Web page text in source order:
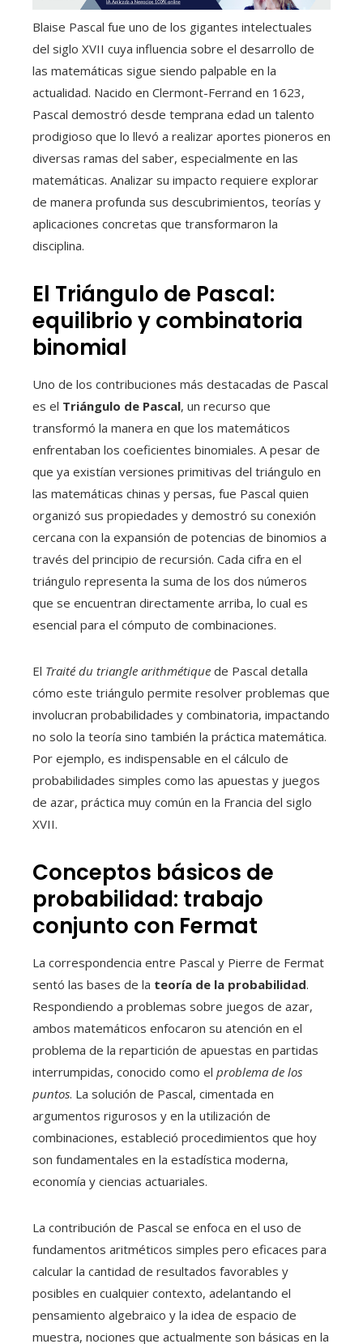
Blaise Pascal fue uno de los gigantes intelectuales
del siglo XVII cuya influencia sobre el desarrollo de
las matemáticas sigue siendo palpable en la
actualidad. Nacido en Clermont-Ferrand en 1623,
Pascal demostró desde temprana edad un talento
prodigioso que lo llevó a realizar aportes pioneros en
diversas ramas del saber, especialmente en las
matemáticas. Analizar su impacto requiere explorar
de manera profunda sus descubrimientos, teorías y
aplicaciones concretas que transformaron la
disciplina.
El Triángulo de Pascal:
equilibrio y combinatoria
binomial
Uno de los contribuciones más destacadas de Pascal
es el Triángulo de Pascal, un recurso que
transformó la manera en que los matemáticos
enfrentaban los coeficientes binomiales. A pesar de
que ya existían versiones primitivas del triángulo en
las matemáticas chinas y persas, fue Pascal quien
organizó sus propiedades y demostró su conexión
cercana con la expansión de potencias de binomios a
través del principio de recursión. Cada cifra en el
triángulo representa la suma de los dos números
que se encuentran directamente arriba, lo cual es
esencial para el cómputo de combinaciones.
El Traité du triangle arithmétique de Pascal detalla
cómo este triángulo permite resolver problemas que
involucran probabilidades y combinatoria, impactando
no solo la teoría sino también la práctica matemática.
Por ejemplo, es indispensable en el cálculo de
probabilidades simples como las apuestas y juegos
de azar, práctica muy común en la Francia del siglo
XVII.
Conceptos básicos de
probabilidad: trabajo
conjunto con Fermat
La correspondencia entre Pascal y Pierre de Fermat
sentó las bases de la teoría de la probabilidad.
Respondiendo a problemas sobre juegos de azar,
ambos matemáticos enfocaron su atención en el
problema de la repartición de apuestas en partidas
interrumpidas, conocido como el problema de los
puntos. La solución de Pascal, cimentada en
argumentos rigurosos y en la utilización de
combinaciones, estableció procedimientos que hoy
son fundamentales en la estadística moderna,
economía y ciencias actuariales.
La contribución de Pascal se enfoca en el uso de
fundamentos aritméticos simples pero eficaces para
calcular la cantidad de resultados favorables y
posibles en cualquier contexto, adelantando el
pensamiento algebraico y la idea de espacio de
muestra, nociones que actualmente son básicas en la